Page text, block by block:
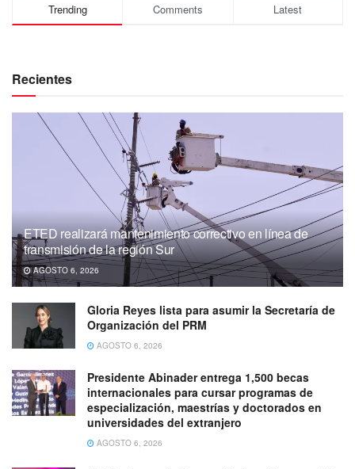
Trending Comments Latest
Recientes
ETED realizará mantenimiento correctivo en línea de
transmisión de la región Sur
AGOSTO 6, 2026
Gloria Reyes lista para asumir la Secretaría de
Organización del PRM
AGOSTO 6, 2026
Presidente Abinader entrega 1,500 becas
internacionales para cursar programas de
especialización, maestrías y doctorados en
universidades del extranjero
AGOSTO 6, 2026